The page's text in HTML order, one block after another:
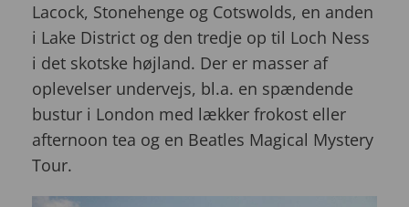
Lacock, Stonehenge og Cotswolds, en anden
i Lake District og den tredje op til Loch Ness
i det skotske højland. Der er masser af
oplevelser undervejs, bl.a. en spændende
bustur i London med lækker frokost eller
afternoon tea og en Beatles Magical Mystery
Tour.